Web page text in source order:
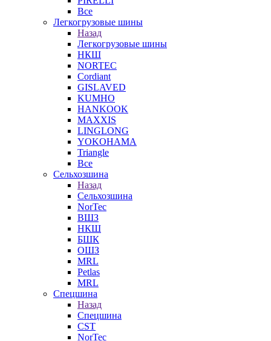
Все
Легкогрузовые шины
Назад
Легкогрузовые шины
НКШ
NORTEС
Cordiant
GISLAVED
KUMHO
HANKOOK
MAXXIS
LINGLONG
YOKOHAMA
Triangle
Все
Сельхозшина
Назад
Сельхозшина
NorTec
ВШЗ
НКШ
БШК
ОШЗ
MRL
Petlas
MRL
Спецшина
Назад
Спецшина
CST
NorTec